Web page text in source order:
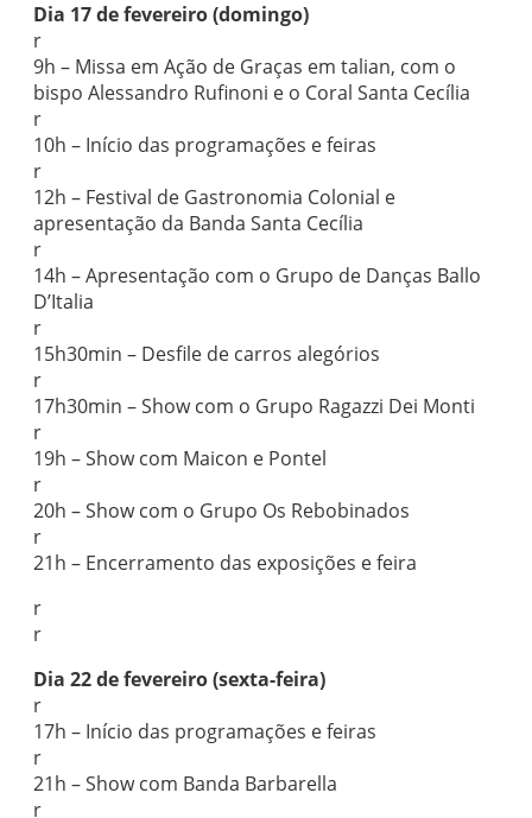
Dia 17 de fevereiro (domingo)
r
9h – Missa em Ação de Graças em talian, com o
bispo Alessandro Rufinoni e o Coral Santa Cecília
r
10h – Início das programações e feiras
r
12h – Festival de Gastronomia Colonial e
apresentação da Banda Santa Cecília
r
14h – Apresentação com o Grupo de Danças Ballo
D’Italia
r
15h30min – Desfile de carros alegórios
r
17h30min – Show com o Grupo Ragazzi Dei Monti
r
19h – Show com Maicon e Pontel
r
20h – Show com o Grupo Os Rebobinados
r
21h – Encerramento das exposições e feira
r
r
Dia 22 de fevereiro (sexta-feira)
r
17h – Início das programações e feiras
r
21h – Show com Banda Barbarella
r